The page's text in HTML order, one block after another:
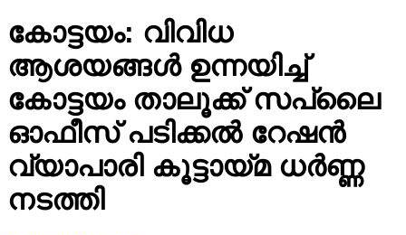
കോട്ടയം: വിവിധ
ആശയങ്ങൾ ഉന്നയിച്ച്
കോട്ടയം താലൂക്ക് സപ്ലൈ
ഓഫീസ് പടിക്കൽ റേഷൻ
വ്യാപാരി കൂട്ടായ്മ ധർണ്ണ
നടത്തി